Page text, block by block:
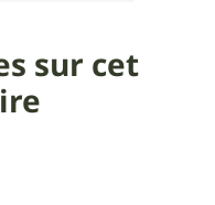
sur cet